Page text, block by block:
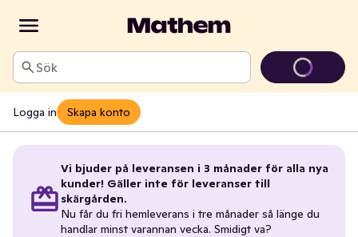
Sök
Logga in Skapa konto
Vi bjuder på leveransen i 3 månader för alla nya
kunder! Gäller inte för leveranser till
skärgården.
Nu får du fri hemleverans i tre månader så länge du
handlar minst varannan vecka. Smidigt va?